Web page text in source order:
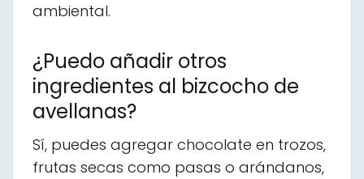
ambiental.
¿Puedo añadir otros
ingredientes al bizcocho de
avellanas?
Sí, puedes agregar chocolate en trozos,
frutas secas como pasas o arándanos,